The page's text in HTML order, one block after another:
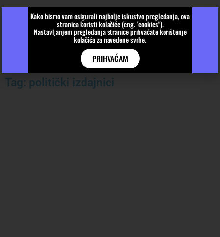
Tag: politički izdajnici
Kako bismo vam osigurali najbolje iskustvo pregledanja, ova
stranica koristi kolačiće (eng. "cookies").
Nastavljanjem pregledanja stranice prihvaćate korištenje
kolačića za navedene svrhe.
PRIHVAĆAM